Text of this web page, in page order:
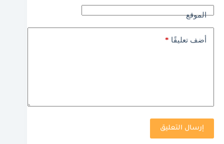
الموقع
أضف تعليقًا *
إرسال التعليق